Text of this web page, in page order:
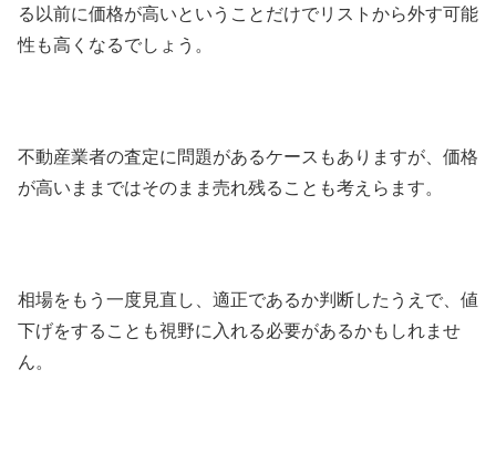
る以前に価格が高いということだけでリストから外す可能
性も高くなるでしょう。
不動産業者の査定に問題があるケースもありますが、価格
が高いままではそのまま売れ残ることも考えらます。
相場をもう一度見直し、適正であるか判断したうえで、値
下げをすることも視野に入れる必要があるかもしれませ
ん。